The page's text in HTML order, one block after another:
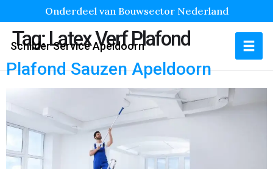
Onderdeel van Bouwsector Nederland
Schilder Service Apeldoorn
Tag:Latex Verf Plafond
Plafond Sauzen Apeldoorn